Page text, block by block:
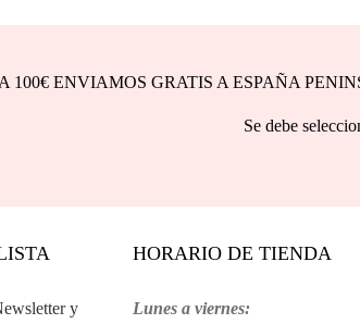
100€ ENVIAMOS GRATIS A ESPAÑA
Se debe seleccionar la opción
y
HORARIO DE TIENDA
Lunes a viernes: